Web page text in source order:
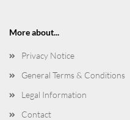
More about...
Privacy Notice
General Terms & Conditions
Legal Information
Contact